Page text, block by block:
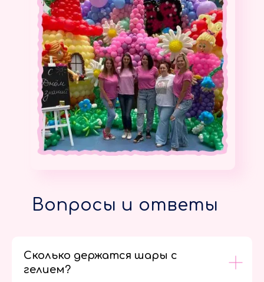
Вопросы и ответы
Сколько держатся шары с
гелием?